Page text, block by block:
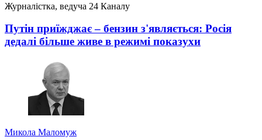
Журналістка, ведуча 24 Каналу
Путін приїжджає – бензин з'являється: Росія
дедалі більше живе в режимі показухи
Микола Маломуж